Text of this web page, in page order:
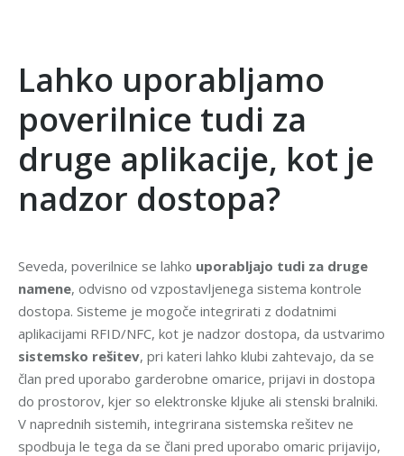
Lahko uporabljamo
poverilnice tudi za
druge aplikacije, kot je
nadzor dostopa?
Seveda, poverilnice se lahko uporabljajo tudi za druge
namene, odvisno od vzpostavljenega sistema kontrole
dostopa. Sisteme je mogoče integrirati z dodatnimi
aplikacijami RFID/NFC, kot je nadzor dostopa, da ustvarimo
sistemsko rešitev, pri kateri lahko klubi zahtevajo, da se
član pred uporabo garderobne omarice, prijavi in dostopa
do prostorov, kjer so elektronske kljuke ali stenski bralniki.
V naprednih sistemih, integrirana sistemska rešitev ne
spodbuja le tega da se člani pred uporabo omaric prijavijo,